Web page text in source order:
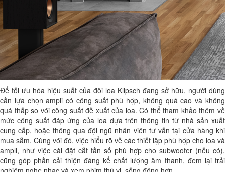
Để tối ưu hóa hiệu suất của đôi loa Klipsch đang sở hữu, người dùng
cần lựa chọn ampli có công suất phù hợp, không quá cao và không
quá thấp so với công suất đề xuất của loa. Có thể tham khảo thêm về
mức công suất đáp ứng của loa dựa trên thông tin từ nhà sản xuất
cung cấp, hoặc thông qua đội ngũ nhân viên tư vấn tại cửa hàng khi
mua sắm. Cùng với đó, việc hiểu rõ về các thiết lập phù hợp cho loa và
ampli, như việc cài đặt cắt tần số phù hợp cho subwoofer (nếu có),
cũng góp phần cải thiện đáng kể chất lượng âm thanh, đem lại trải